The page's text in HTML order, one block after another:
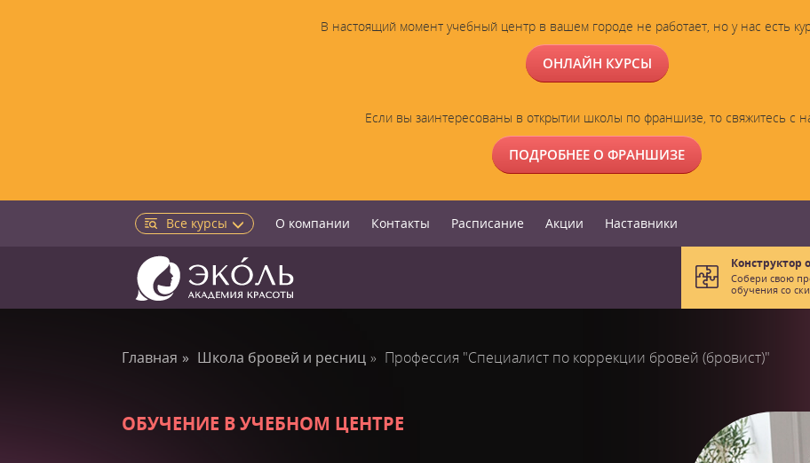
В настоящий момент учебный центр в вашем городе не работает, но у нас есть
ОНЛАЙН КУРСЫ
Если вы заинтересованы в открытии школы по франшизе, то свяжитесь с
ПОДРОБНЕЕ О ФРАНШИЗЕ
Все курсы О компании Контакты Расписание Акции Наставники
Конструктор
Собери свою
обучения со
Главная Школа бровей и ресниц Профессия "Специалист по коррекции бровей (бровист)"
ОБУЧЕНИЕ В УЧЕБНОМ ЦЕНТРЕ